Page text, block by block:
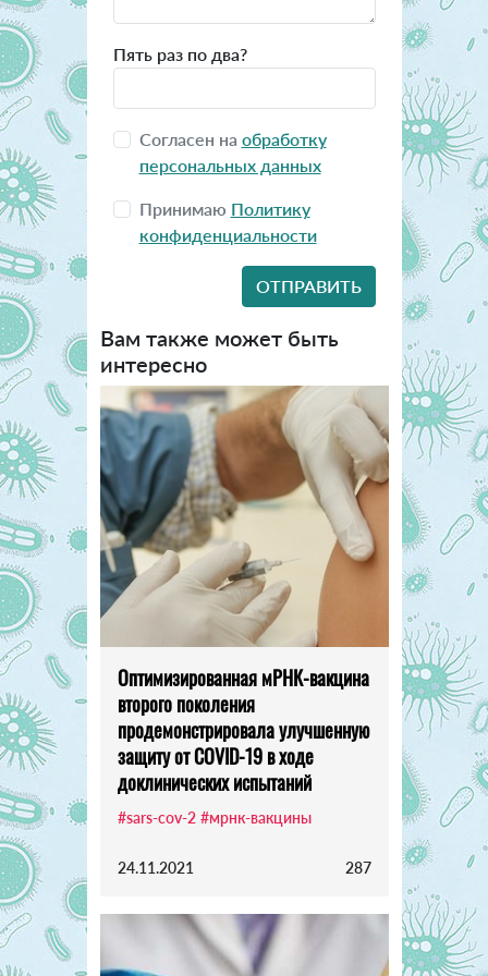
Пять раз по два?
Согласен на обработку
персональных данных
Принимаю Политику
конфиденциальности
Вам также может быть
интересно
Оптимизированная мРНК-вакцина
второго поколения
продемонстрировала улучшенную
защиту от COVID-19 в ходе
доклинических испытаний
#sars-cov-2 #мрнк-вакцины
24.11.2021 287